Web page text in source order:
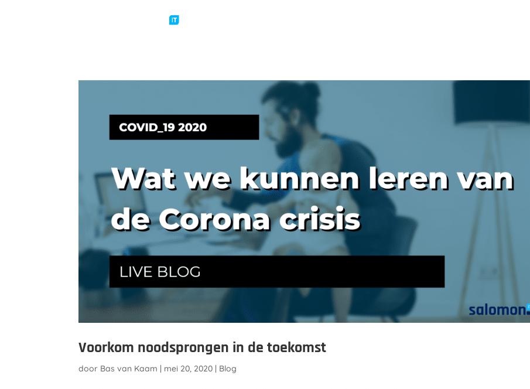
Voorkom noodsprongen in de toekomst
door Bas van Kaam mei 20, 2020 Blog